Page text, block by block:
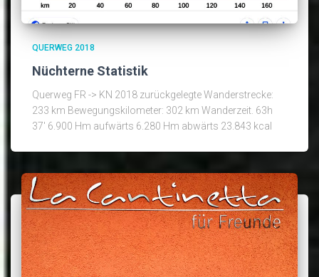
QUERWEG 2018
Nüchterne Statistik
Querweg FR -> KN 2018 zurückgelegte Wanderstrecke:
233 km Bewegungskilometer: 302 km Wanderzeit. 63h
37′ 6.900 Hm aufwärts 6.280 Hm abwärts 23.843 kcal